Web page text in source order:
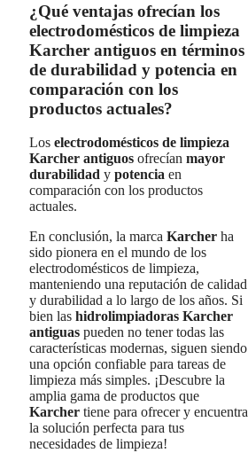
¿Qué ventajas ofrecían los
electrodomésticos de limpieza
Karcher antiguos en términos
de durabilidad y potencia en
comparación con los
productos actuales?
Los electrodomésticos de limpieza
Karcher antiguos ofrecían mayor
durabilidad y potencia en
comparación con los productos
actuales.
En conclusión, la marca Karcher ha
sido pionera en el mundo de los
electrodomésticos de limpieza,
manteniendo una reputación de calidad
y durabilidad a lo largo de los años. Si
bien las hidrolimpiadoras Karcher
antiguas pueden no tener todas las
características modernas, siguen siendo
una opción confiable para tareas de
limpieza más simples. ¡Descubre la
amplia gama de productos que
Karcher tiene para ofrecer y encuentra
la solución perfecta para tus
necesidades de limpieza!